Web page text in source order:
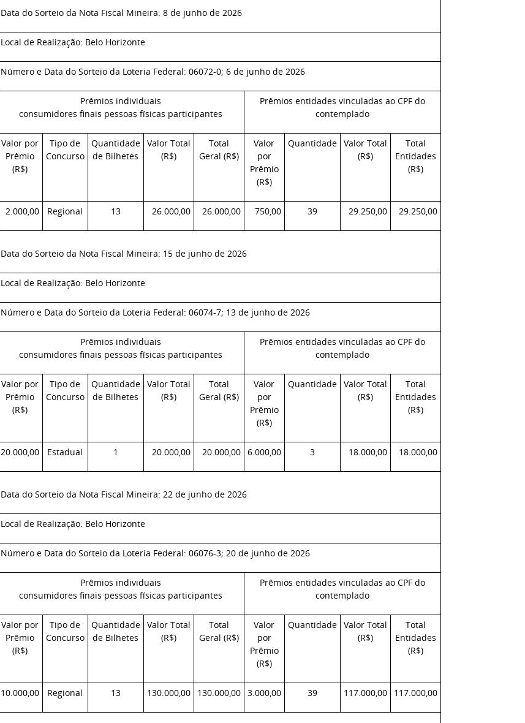
Data do Sorteio da Nota Fiscal Mineira: 8 de junho de 2026
Local de Realização: Belo Horizonte
Número e Data do Sorteio da Loteria Federal: 06072-0; 6 de junho de 2026
Prêmios individuais
consumidores finais pessoas físicas participantes
Prêmios entidades vinculadas ao CPF do
contemplado
Valor por
Prêmio
(R$)
Tipo de
Concurso
Quantidade
de Bilhetes
Valor Total
(R$)
Total
Geral (R$)
Valor
por
Prêmio
(R$)
Quantidade Valor Total
(R$)
Total
Entidades
(R$)
2.000,00 Regional 13 26.000,00 26.000,00 750,00 39 29.250,00 29.250,00
Data do Sorteio da Nota Fiscal Mineira: 15 de junho de 2026
Local de Realização: Belo Horizonte
Número e Data do Sorteio da Loteria Federal: 06074-7; 13 de junho de 2026
Prêmios individuais
consumidores finais pessoas físicas participantes
Prêmios entidades vinculadas ao CPF do
contemplado
Valor por
Prêmio
(R$)
Tipo de
Concurso
Quantidade
de Bilhetes
Valor Total
(R$)
Total
Geral (R$)
Valor
por
Prêmio
(R$)
Quantidade Valor Total
(R$)
Total
Entidades
(R$)
20.000,00 Estadual 1 20.000,00 20.000,00 6.000,00 3 18.000,00 18.000,00
Data do Sorteio da Nota Fiscal Mineira: 22 de junho de 2026
Local de Realização: Belo Horizonte
Número e Data do Sorteio da Loteria Federal: 06076-3; 20 de junho de 2026
Prêmios individuais
consumidores finais pessoas físicas participantes
Prêmios entidades vinculadas ao CPF do
contemplado
Valor por
Prêmio
(R$)
Tipo de
Concurso
Quantidade
de Bilhetes
Valor Total
(R$)
Total
Geral (R$)
Valor
por
Prêmio
(R$)
Quantidade Valor Total
(R$)
Total
Entidades
(R$)
10.000,00 Regional 13 130.000,00 130.000,00 3.000,00 39 117.000,00 117.000,00